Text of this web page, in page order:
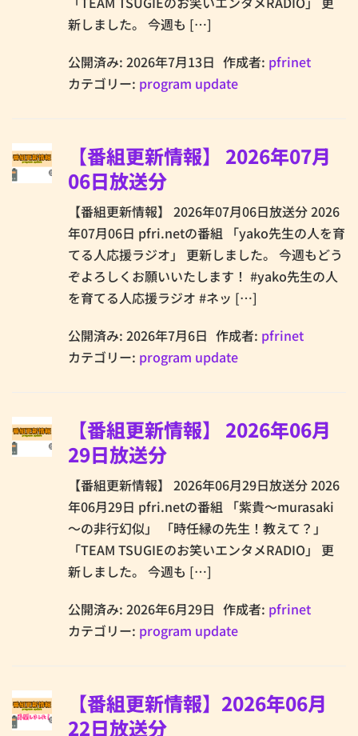
新しました。 今週も […]
公開済み: 2026年7月13日 作成者: pfrinet
カテゴリー: program update
【番組更新情報】 2026年07月
06日放送分
【番組更新情報】 2026年07月06日放送分 2026
年07月06日 pfri.netの番組 「yako先生の人を育
てる人応援ラジオ」 更新しました。 今週もどう
ぞよろしくお願いいたします！ #yako先生の人
を育てる人応援ラジオ #ネッ […]
公開済み: 2026年7月6日 作成者: pfrinet
カテゴリー: program update
【番組更新情報】 2026年06月
29日放送分
【番組更新情報】 2026年06月29日放送分 2026
年06月29日 pfri.netの番組 「紫貴～murasaki
～の非行幻似」 「時任縁の先生！教えて？」
「TEAM TSUGIEのお笑いエンタメRADIO」 更
新しました。 今週も […]
公開済み: 2026年6月29日 作成者: pfrinet
カテゴリー: program update
【番組更新情報】2026年06月
22日放送分